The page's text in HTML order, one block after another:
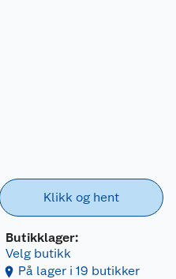
Klikk og hent
Butikklager:
Velg butikk
På lager i 19 butikker